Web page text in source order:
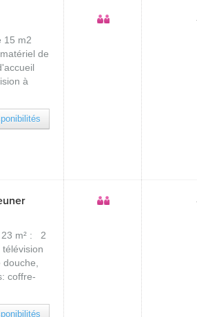
15 m2
de
à
23 m² : 2
coffre-